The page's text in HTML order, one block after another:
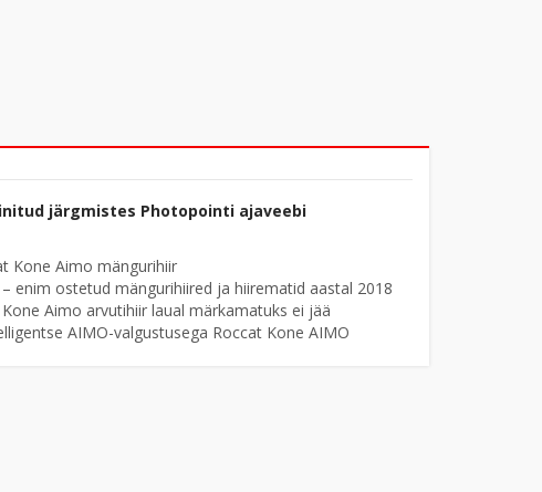
järgmistes Photopointi ajaveebi
Kone Aimo mängurihiir
enim ostetud mängurihiired ja hiirematid aastal 2018
Aimo arvutihiir laual märkamatuks ei jää
AIMO-valgustusega Roccat Kone AIMO